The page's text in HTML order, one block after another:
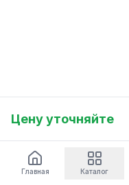
Цену уточняйте
Главная Каталог